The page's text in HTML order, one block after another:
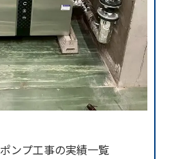
ポンプ工事の実績一覧